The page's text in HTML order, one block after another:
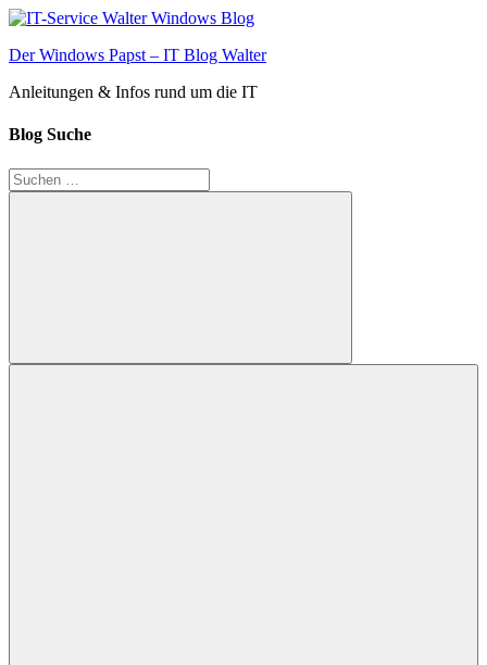
Zum
springen
Der Windows Papst – IT Blog Walter
Anleitungen & Infos rund um die IT
Blog Suche
Suchen
nach:
Suchen